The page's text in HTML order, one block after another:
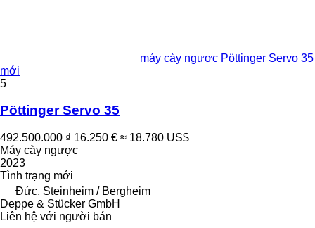
máy cày ngược Pöttinger Servo 35
mới
5
Pöttinger Servo 35
492.500.000 ₫ 16.250 € ≈ 18.780 US$
Máy cày ngược
2023
Tình trạng mới
Đức, Steinheim / Bergheim
Deppe & Stücker GmbH
Liên hệ với người bán